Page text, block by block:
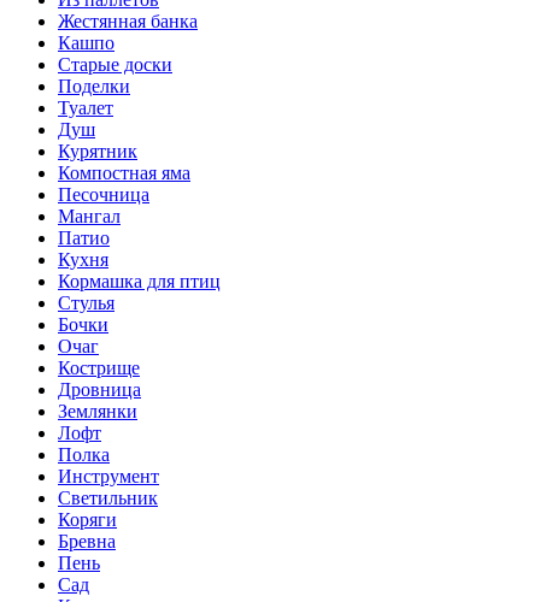
Жестянная банка
Кашпо
Старые доски
Поделки
Туалет
Душ
Курятник
Компостная яма
Песочница
Мангал
Патио
Кухня
Кормашка для птиц
Стулья
Бочки
Очаг
Кострище
Дровница
Землянки
Лофт
Полка
Инструмент
Светильник
Коряги
Бревна
Пень
Сад